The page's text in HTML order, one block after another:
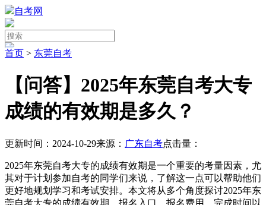
自考网
首页 > 东莞自考
【问答】2025年东莞自考大专
成绩的有效期是多久？
更新时间：2024-10-29来源： 广东自考点击量：
2025年东莞自考大专的成绩有效期是一个重要的考量因素，尤
其对于计划参加自考的同学们来说，了解这一点可以帮助他们
更好地规划学习和考试安排。本文将从多个角度探讨2025年东
莞自考大专的成绩有效期、报名入口、报名费用、完成时间以